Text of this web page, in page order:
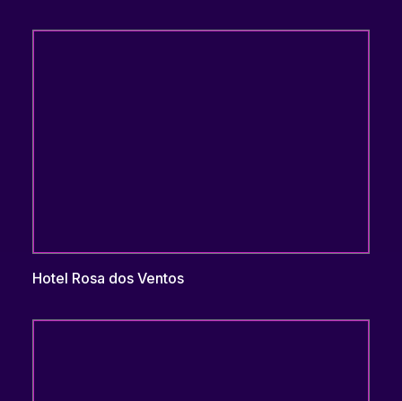
Hotel Rosa dos Ventos